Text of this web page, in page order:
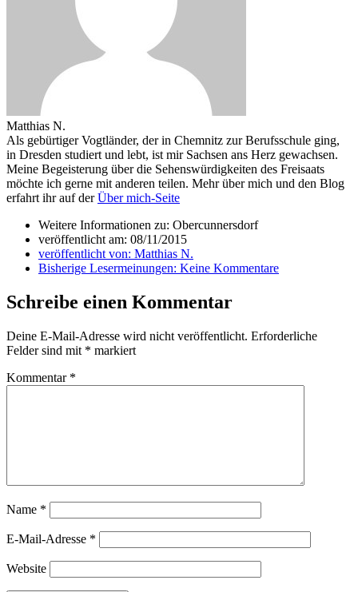
Matthias N.
Als gebürtiger Vogtländer, der in Chemnitz zur Berufsschule ging,
in Dresden studiert und lebt, ist mir Sachsen ans Herz gewachsen.
Meine Begeisterung über die Sehenswürdigkeiten des Freisaats
möchte ich gerne mit anderen teilen. Mehr über mich und den Blog
erfahrt ihr auf derÜber mich-Seite
Weitere Informationen zu: Obercunnersdorf
veröffentlicht am: 08/11/2015
veröffentlicht von: Matthias N.
Bisherige Lesermeinungen: Keine Kommentare
Schreibe einen Kommentar
Deine E-Mail-Adresse wird nicht veröffentlicht. Erforderliche
Felder sind mit * markiert
Kommentar *
Name *
E-Mail-Adresse *
Website